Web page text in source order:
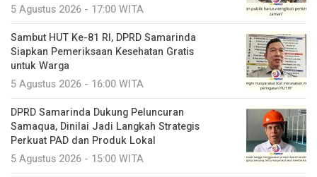
5 Agustus 2026 - 17:00 WITA
Sambut HUT Ke-81 RI, DPRD Samarinda
Siapkan Pemeriksaan Kesehatan Gratis
untuk Warga
5 Agustus 2026 - 16:00 WITA
DPRD Samarinda Dukung Peluncuran
Samaqua, Dinilai Jadi Langkah Strategis
Perkuat PAD dan Produk Lokal
5 Agustus 2026 - 15:00 WITA